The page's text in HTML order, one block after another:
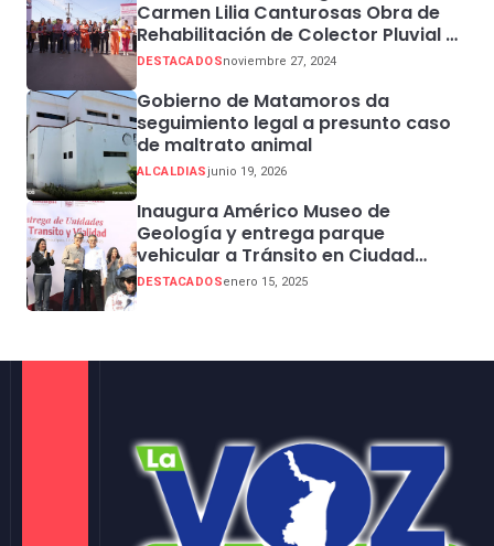
Carmen Lilia Canturosas Obra de
Rehabilitación de Colector Pluvial en
Sector Centro
DESTACADOSnoviembre 27, 2024
Gobierno de Matamoros da
seguimiento legal a presunto caso
de maltrato animal
ALCALDIASjunio 19, 2026
Inaugura Américo Museo de
Geología y entrega parque
vehicular a Tránsito en Ciudad
Madero
DESTACADOSenero 15, 2025